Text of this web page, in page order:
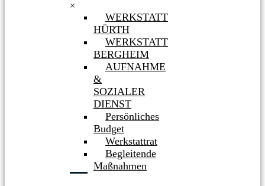
×
WERKSTATT
HÜRTH
WERKSTATT
BERGHEIM
AUFNAHME
&
SOZIALER
DIENST
Persönliches
Budget
Werkstattrat
Begleitende
Maßnahmen